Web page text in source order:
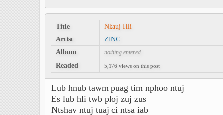
Title
Nkauj Hli
Artist
ZINC
Album
nothing entered
Readed 5,176 views on this post
Lub hnub tawm puag tim nphoo ntuj
Es lub hli twb ploj zuj zus
Ntshav ntuj tuaj ci ntsa iab